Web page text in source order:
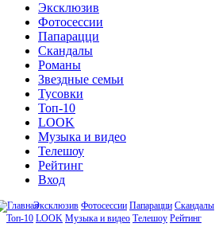
Эксклюзив
Фотосессии
Папарацци
Скандалы
Романы
Звездные семьи
Тусовки
Топ-10
LOOK
Музыка и видео
Телешоу
Рейтинг
Вход
Эксклюзив Фотосессии Папарацци Скандалы
Топ-10 LOOK Музыка и видео Телешоу Рейтинг